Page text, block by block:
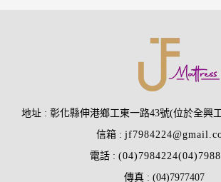
地址
彰化縣伸港鄉工東一路43號(位於全興
信箱
電話
(04)7984224
傳真
(04)7977407